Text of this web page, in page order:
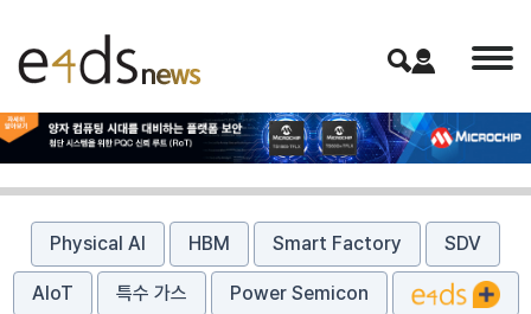
Physical AI HBM Smart Factory SDV
AIoT 특수 가스 Power Semicon